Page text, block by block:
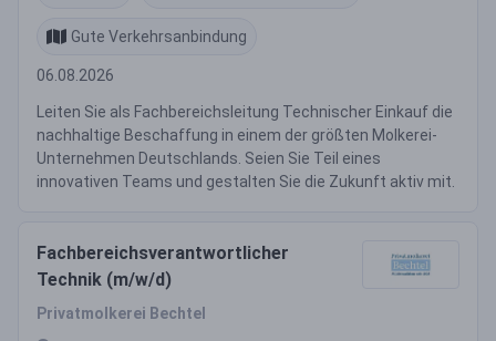
Gute Verkehrsanbindung
06.08.2026
Leiten Sie als Fachbereichsleitung Technischer Einkauf die
nachhaltige Beschaffung in einem der größten Molkerei-
Unternehmen Deutschlands. Seien Sie Teil eines
innovativen Teams und gestalten Sie die Zukunft aktiv mit.
Fachbereichsverantwortlicher
Technik (m/w/d)
Privatmolkerei Bechtel